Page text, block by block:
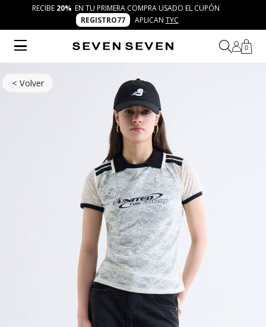
RECIBE 20% EN TU PRIMERA COMPRA USADO EL CUPÓN
REGISTRO77
APLICAN TYC
0
< Volver